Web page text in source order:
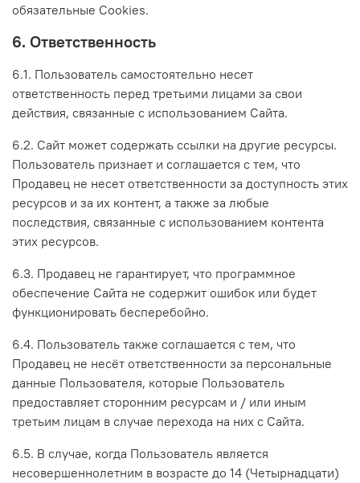
обязательные Cookies.
6. Ответственность
6.1. Пользователь самостоятельно несет
ответственность перед третьими лицами за свои
действия, связанные с использованием Сайта.
6.2. Сайт может содержать ссылки на другие ресурсы.
Пользователь признает и соглашается с тем, что
Продавец не несет ответственности за доступность этих
ресурсов и за их контент, а также за любые
последствия, связанные с использованием контента
этих ресурсов.
6.3. Продавец не гарантирует, что программное
обеспечение Сайта не содержит ошибок или будет
функционировать бесперебойно.
6.4. Пользователь также соглашается с тем, что
Продавец не несёт ответственности за персональные
данные Пользователя, которые Пользователь
предоставляет сторонним ресурсам и / или иным
третьим лицам в случае перехода на них с Сайта.
6.5. В случае, когда Пользователь является
несовершеннолетним в возрасте до 14 (Четырнадцати)